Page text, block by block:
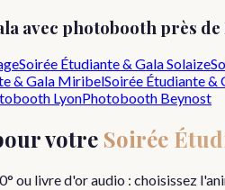
avec photobooth près de
Soirée Étudiante & GalaSolaize
& Gala MiribelSoirée Étudiante &
LyonPhotobooth Beynost
votre Soirée
ou livre d'or audio : choisissez